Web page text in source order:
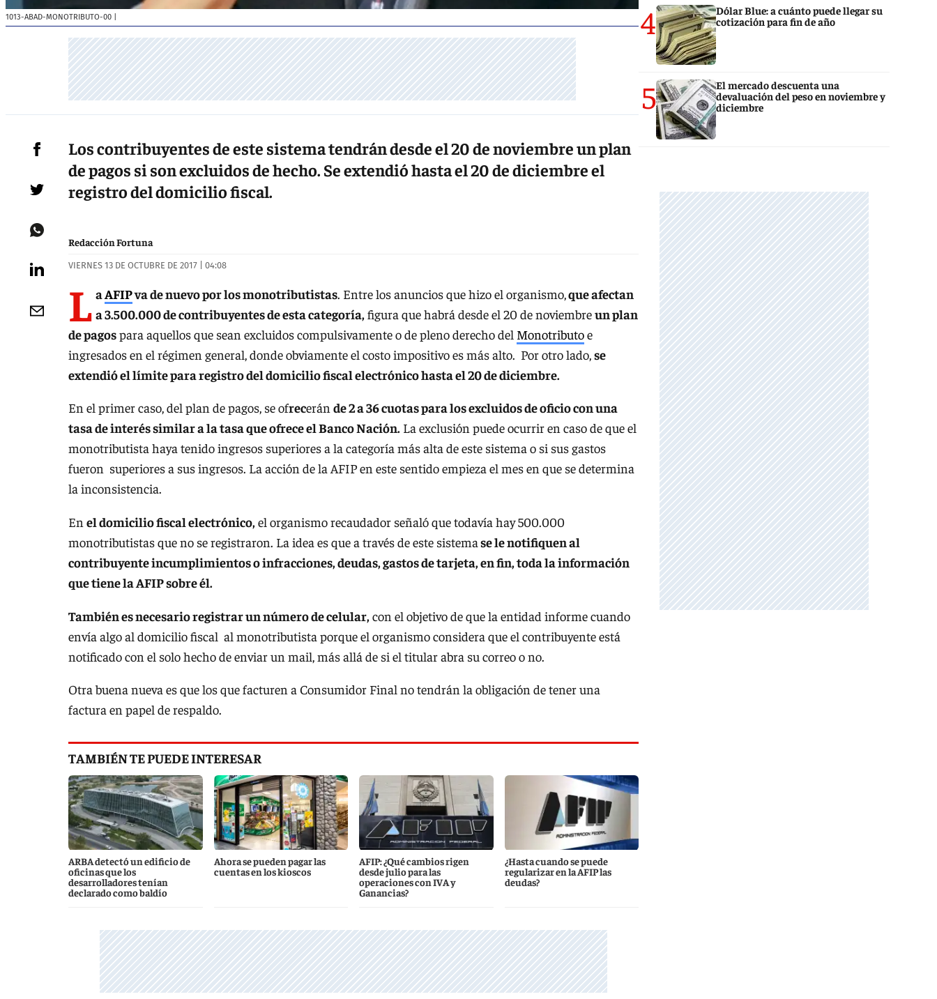
1013-ABAD-MONOTRIBUTO-00
Los contribuyentes de este sistema tendrán desde el 20 de noviembre un plan
de pagos si son excluidos de hecho. Se extendió hasta el 20 de diciembre el
registro del domicilio fiscal.
Redacción Fortuna
VIERNES 13 DE OCTUBRE DE 2017 | 04:08
L aAFIPva de nuevo por los monotributistas. Entre los anuncios que hizo el organismo,que afectan
a 3.500.000 de contribuyentes de esta categoría,figura que habrá desde el 20 de noviembreun plan
de pagospara aquellos que sean excluidos compulsivamente o de pleno derecho del Monotributoe
ingresados en el régimen general, donde obviamente el costo impositivo es más alto. Por otro lado,se
extendió el límite para registro del domicilio fiscal electrónico hasta el 20 de diciembre.
En el primer caso, del plan de pagos, se ofrecerán de 2 a 36 cuotas para los excluidos de oficio con una
tasa de interés similar a la tasa que ofrece el Banco Nación. La exclusión puede ocurrir en caso de que el
monotributista haya tenido ingresos superiores a la categoría más alta de este sistema o si sus gastos
fueron superiores a sus ingresos. La acción de la AFIP en este sentido empieza el mes en que se determina
la inconsistencia.
En el domicilio fiscal electrónico,el organismo recaudador señaló que todavía hay 500.000
monotributistas que no se registraron. La idea es que a través de este sistemase le notifiquen al
contribuyente incumplimientos o infracciones, deudas, gastos de tarjeta, en fin, toda la información
que tiene la AFIP sobre él.
También es necesario registrar un número de celular, con el objetivo de que la entidad informe cuando
envía algo al domicilio fiscal al monotributista porque el organismo considera que el contribuyente está
notificado con el solo hecho de enviar un mail, más allá de si el titular abra su correo o no.
Otra buena nueva es que los que facturen a Consumidor Final no tendrán la obligación de tener una
factura en papel de respaldo.
TAMBIÉN TE PUEDE INTERESAR
ARBA detectó un edificio de
oficinas que los
desarrolladores tenían
declarado como baldío
Ahora se pueden pagar las
cuentas en los kioscos
AFIP: ¿Qué cambios rigen
desde julio para las
operaciones con IVA y
Ganancias?
¿Hasta cuando se puede
regularizar en la AFIP las
deudas?
4
Dólar Blue: a cuánto puede llegar su
cotización para fin de año
5
El mercado descuenta una
devaluación del peso en noviembre y
diciembre